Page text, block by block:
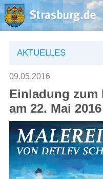
Aktuelles
Rathaus
Natur – Kultur –
Wirtschaft
AKTUELLES
09.05.2016
Einladung zum
am 22. Mai 2016